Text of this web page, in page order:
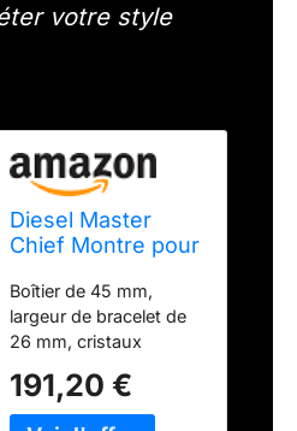
votre style
Diesel Master
Chief Montre pour
Mouvement à
Quartz avec
Bracelet en
Silicone, Acier
Inoxydable ou
Cuir, Ton Or,
Boîtier de 45 mm,
largeur de bracelet de
26 mm, cristaux
à quartz avec affichage
analogique à trois
191,20 €